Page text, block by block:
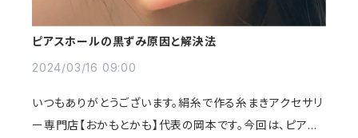
ピアスホールの黒ずみ原因と解決法
2024/03/16 09:00
いつもありがとうございます。絹糸で作る糸まきアクセサリ
ー専門店【おかもとかも】代表の岡本です。今回は、ピアス